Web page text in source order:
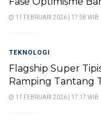
11 FEBRUARI 2026 | 17:58 WIB
TEKNOLOGI
Flagship Super
Ramping Tantang
11 FEBRUARI 2026 | 17:17 WIB